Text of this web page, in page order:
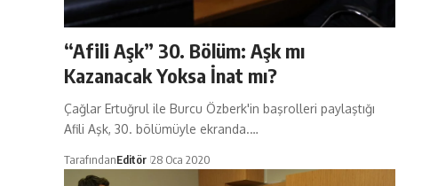
“Afili Aşk” 30. Bölüm: Aşk mı
Kazanacak Yoksa İnat mı?
Çağlar Ertuğrul ile Burcu Özberk'in başrolleri paylaştığı
Afili Aşk, 30. bölümüyle ekranda.…
TarafındanEditör 28 Oca 2020